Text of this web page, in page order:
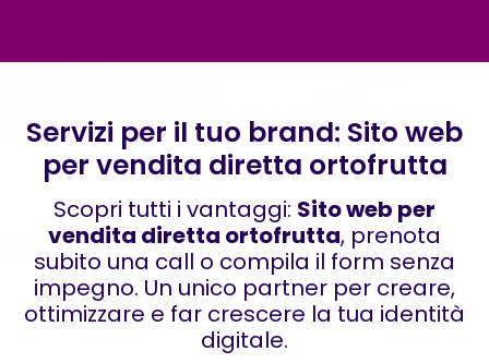
Servizi per il tuo brand: Sito web
per vendita diretta ortofrutta
Scopri tutti i vantaggi: Sito web per
vendita diretta ortofrutta, prenota
subito una call o compila il form senza
impegno. Un unico partner per creare,
ottimizzare e far crescere la tua identità
digitale.